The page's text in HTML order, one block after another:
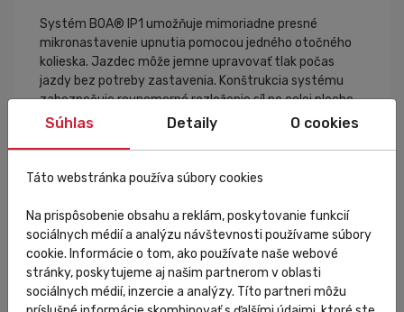
Systém BOA® IP1 umožňuje mimoriadne presné
mikronastavenie upnutia pomocou jedného otočného
kolieska. Jazdec môže jemne upravovať tlak počas
jazdy bez potreby zastavenia. Konštrukcia systému
zabezpečuje rovnomerné rozloženie síl po celej ploche
chodidla, čo zvyšuje komfort a stabilitu pri vysokom
Anatomická karbónová podrážka
Podrážka bola navrhnutá s dôrazom na maximálnu
efektivitu šliapania. Anatomický tvar podporuje
prirodzené postavenie chodidla a pomáha rovnomerne
rozkladať tlak počas celej fázy záberu. Karbónová
konštrukcia zabezpečuje vysokú torznú tuhosť,
Súhlas Detaily O cookies
Táto webstránka používa súbory cookies
Na prispôsobenie obsahu a reklám, poskytovanie funkcií
sociálnych médií a analýzu návštevnosti používame súbory
cookie. Informácie o tom, ako používate naše webové
stránky, poskytujeme aj našim partnerom v oblasti
sociálnych médií, inzercie a analýzy. Títo partneri môžu